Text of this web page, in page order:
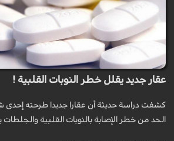
عقار جديد يقلل خطر النوبات القلبية !
كشفت دراسة حديثة أن عقارا جديدا طرحته إحدى
الحد من خطر الإصابة بالنوبات القلبية والجلطات